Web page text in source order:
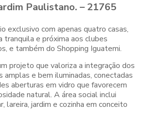
Paulistano. – 21765
exclusivo com apenas quatro casas,
tranquila e próxima aos clubes
e também do Shopping Iguatemi.
projeto que valoriza a integração dos
amplas e bem iluminadas, conectadas
aberturas em vidro que favorecem
natural. A área social inclui
lareira, jardim e cozinha em conceito